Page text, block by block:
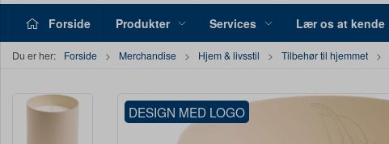
Forside Produkter Services Lær os at kende
Du er her: Forside Merchandise Hjem & livsstil Tilbehør til hjemmet
DESIGN MED LOGO